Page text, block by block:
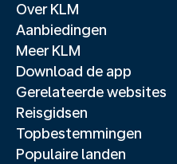
Over KLM
Aanbiedingen
Meer KLM
Download de app
Gerelateerde websites
Reisgidsen
Topbestemmingen
Populaire landen